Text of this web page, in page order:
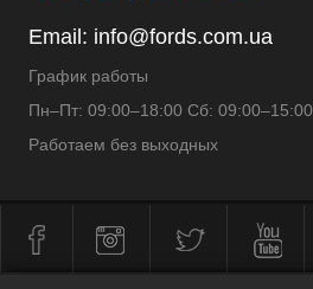
Email: info@fords.com.ua
График работы
Пн–Пт: 09:00–18:00 Сб: 09:00–15:00
Работаем без выходных